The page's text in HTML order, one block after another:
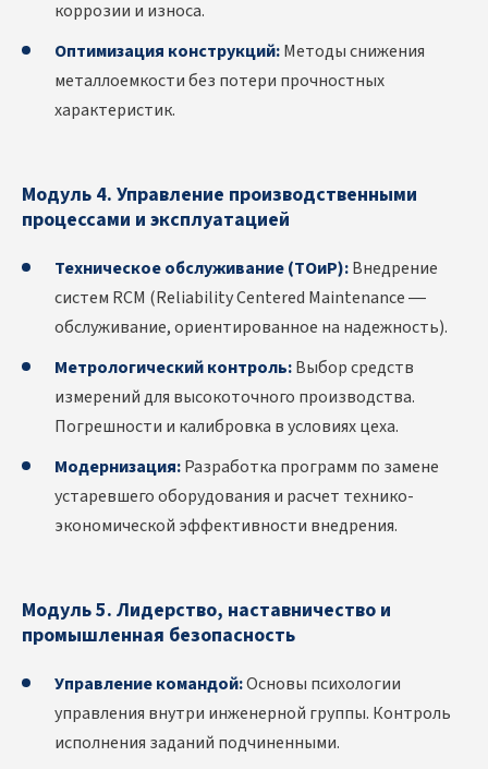
коррозии и износа.
Оптимизация конструкций:Методы снижения
металлоемкости без потери прочностных
характеристик.
Модуль 4. Управление производственными
процессами и эксплуатацией
Техническое обслуживание (ТОиР):Внедрение
систем RCM (Reliability Centered Maintenance —
обслуживание, ориентированное на надежность).
Метрологический контроль:Выбор средств
измерений для высокоточного производства.
Погрешности и калибровка в условиях цеха.
Модернизация:Разработка программ по замене
устаревшего оборудования и расчет технико-
экономической эффективности внедрения.
Модуль 5. Лидерство, наставничество и
промышленная безопасность
Управление командой:Основы психологии
управления внутри инженерной группы. Контроль
исполнения заданий подчиненными.